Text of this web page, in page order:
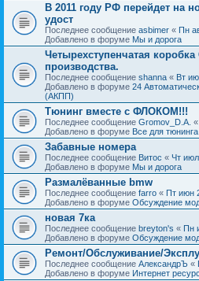
В 2011 году РФ перейдет на
удост
Последнее сообщение asbimer « Пн
Добавлено в форуме Мы и дорога
Четырехступенчатая коробка
производства.
Последнее сообщение shanna « Вт
Добавлено в форуме 24
(АКПП)
Тюнинг вместе с ФЛОКОМ!!!
Последнее сообщение Gromov_D.A. «
Добавлено в форуме Все для тюнинга
Забавные номера
Последнее сообщение Витос « Чт
Добавлено в форуме Мы и дорога
Размалёванные bmw
Последнее сообщение farro « Пт июн
Добавлено в форуме Обсуждение
новая 7ка
Последнее сообщение breyton's « Пн
Добавлено в форуме Обсуждение
Ремонт/Обслуживание/
Последнее сообщение АлександрЪ «
Добавлено в форуме Интернет